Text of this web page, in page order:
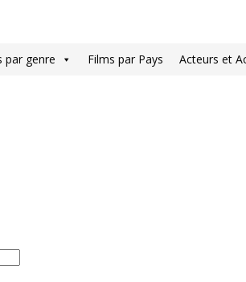
par genre Films par Pays Acteurs et